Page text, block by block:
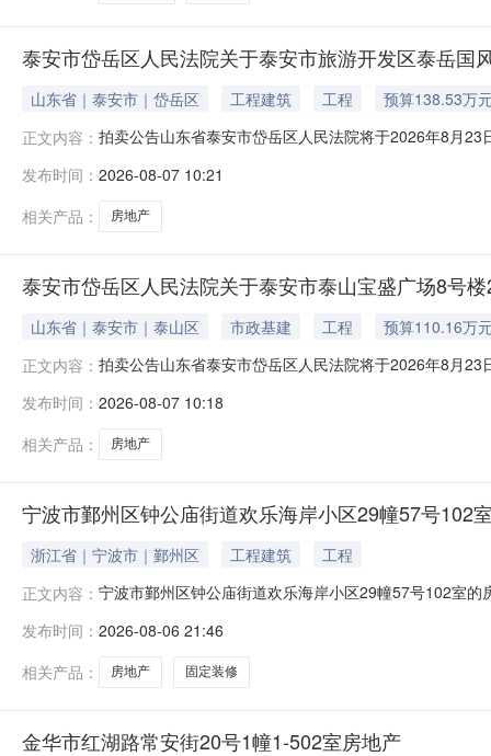
泰安市岱岳区人民法院关于泰安市旅游开发区泰岳
山东省｜泰安市｜岱岳区 工程建筑 工程
预算138.53万
正文内容： 拍卖公告山东省泰安市岱岳区人民法院将于2026年8月
房、泰岳国风项目756号车位使用权）。评估价：
发布时间： 2026-08-07 10:21
相关产品：
房地产
泰安市岱岳区人民法院关于泰安市泰山宝盛广场8号
山东省｜泰安市｜泰山区 市政基建 工程
预算110.16万
正文内容： 拍卖公告山东省泰安市岱岳区人民法院将于2026年8月
1620000元，起拍价：1101600元，保证金：110000元
发布时间： 2026-08-07 10:18
相关产品：
房地产
宁波市鄞州区钟公庙街道欢乐海岸小区29幢57号102
浙江省｜宁波市｜鄞州区 工程建筑
工程
正文内容： 宁波市鄞州区钟公庙街道欢乐海岸小区29幢57号102室
有人居住承诺限期腾退权利限制情况1、被法院查封;2、
州区钟
发布时间： 2026-08-06 21:46
相关产品：
房地产 固定装修
金华市红湖路常安街20号1幢1-502室房地产